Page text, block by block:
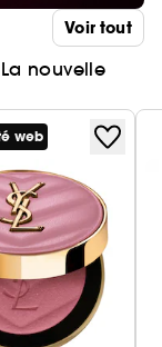
nouvelle
Voir tout
web